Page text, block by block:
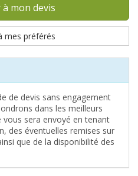
mon devis
mes préférés
de devis sans engagement
dans les meilleurs
vous sera envoyé en tenant
des éventuelles remises sur
que de la disponibilité des